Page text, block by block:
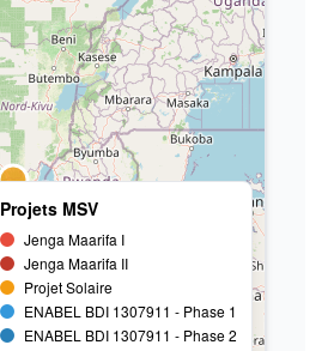
Projets MSV
Jenga Maarifa I
Jenga Maarifa II
Projet Solaire
ENABEL BDI 1307911 - Phase 1
ENABEL BDI 1307911 - Phase 2